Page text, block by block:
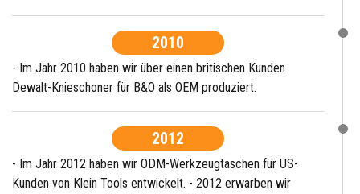
2010
- Im Jahr 2010 haben wir über einen britischen Kunden
Dewalt-Knieschoner für B&O als OEM produziert.
2012
- Im Jahr 2012 haben wir ODM-Werkzeugtaschen für US-
Kunden von Klein Tools entwickelt. - 2012 erwarben wir